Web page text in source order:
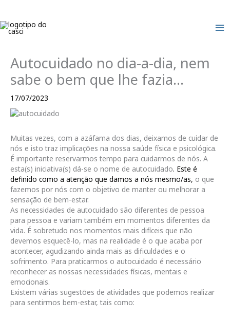
content
Autocuidado no dia-a-dia, nem
sabe o bem que lhe fazia…
17/07/2023
Muitas vezes, com a azáfama dos dias, deixamos de cuidar de
nós e isto traz implicações na nossa saúde física e psicológica.
É importante reservarmos tempo para cuidarmos de nós. A
esta(s) iniciativa(s) dá-se o nome de autocuidado. Este é
definido como a atenção que damos a nós mesmo/as, o que
fazemos por nós com o objetivo de manter ou melhorar a
sensação de bem-estar.
As necessidades de autocuidado são diferentes de pessoa
para pessoa e variam também em momentos diferentes da
vida. É sobretudo nos momentos mais difíceis que não
devemos esquecê-lo, mas na realidade é o que acaba por
acontecer, agudizando ainda mais as dificuldades e o
sofrimento. Para praticarmos o autocuidado é necessário
reconhecer as nossas necessidades físicas, mentais e
emocionais.
Existem várias sugestões de atividades que podemos realizar
para sentirmos bem-estar, tais como: